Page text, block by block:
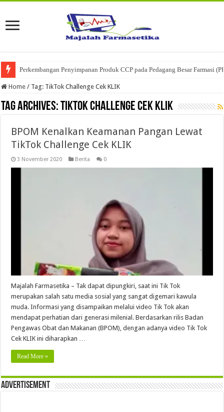
Perkembangan Penyimpanan Produk CCP pada Pedagang Besar Farmasi
Home / Tag: TikTok Challenge Cek KLIK
Tag Archives:TikTok Challenge Cek KLIK
BPOM Kenalkan Keamanan Pangan Lewat
TikTok Challenge Cek KLIK
3 November 2020 Berita 0
Majalah Farmasetika – Tak dapat dipungkiri, saat ini Tik Tok
merupakan salah satu media sosial yang sangat digemari kawula
muda. Informasi yang disampaikan melalui video Tik Tok akan
mendapat perhatian dari generasi milenial. Berdasarkan rilis Badan
Pengawas Obat dan Makanan (BPOM), dengan adanya video Tik Tok
Cek KLIK ini diharapkan …
Read More »
Advertisement